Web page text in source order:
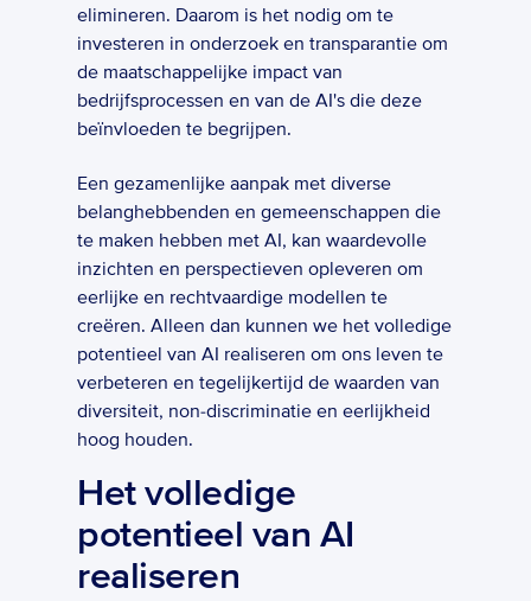
elimineren. Daarom is het nodig om te
investeren in onderzoek en transparantie om
de maatschappelijke impact van
bedrijfsprocessen en van de AI's die deze
beïnvloeden te begrijpen.
Een gezamenlijke aanpak met diverse
belanghebbenden en gemeenschappen die
te maken hebben met AI, kan waardevolle
inzichten en perspectieven opleveren om
eerlijke en rechtvaardige modellen te
creëren. Alleen dan kunnen we het volledige
potentieel van AI realiseren om ons leven te
verbeteren en tegelijkertijd de waarden van
diversiteit, non-discriminatie en eerlijkheid
hoog houden.
Het volledige
potentieel van AI
realiseren